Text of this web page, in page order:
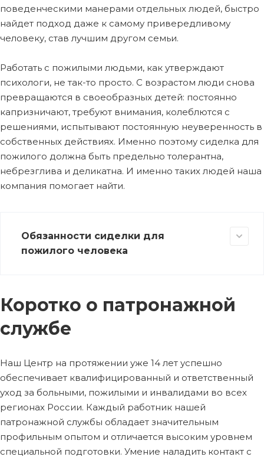
поведенческими манерами отдельных людей, быстро
найдет подход даже к самому привередливому
человеку, став лучшим другом семьи.
Работать с пожилыми людьми, как утверждают
психологи, не так-то просто. С возрастом люди снова
превращаются в своеобразных детей: постоянно
капризничают, требуют внимания, колеблются с
решениями, испытывают постоянную неуверенность в
собственных действиях. Именно поэтому сиделка для
пожилого должна быть предельно толерантна,
небрезглива и деликатна. И именно таких людей наша
компания помогает найти.
Обязанности сиделки для
пожилого человека
Коротко о патронажной
службе
Наш Центр на протяжении уже 14 лет успешно
обеспечивает квалифицированный и ответственный
уход за больными, пожилыми и инвалидами во всех
регионах России. Каждый работник нашей
патронажной службы обладает значительным
профильным опытом и отличается высоким уровнем
специальной подготовки. Умение наладить контакт с